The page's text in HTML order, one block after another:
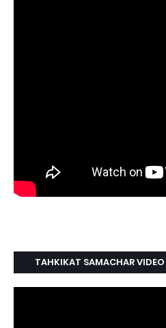
TAHKIKAT SAMACHAR VIDEO